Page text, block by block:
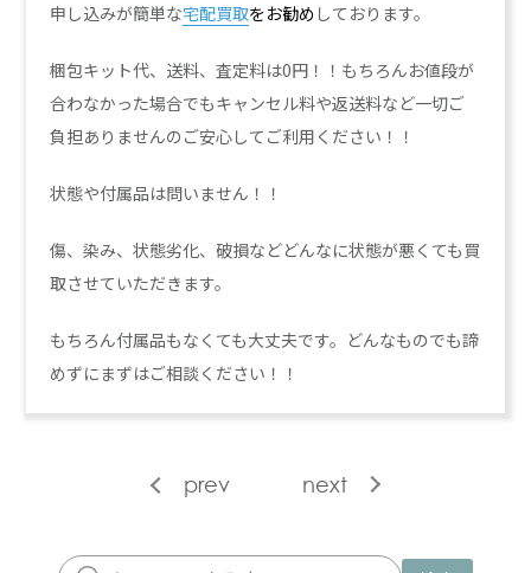
申し込みが簡単な宅配買取をお勧め しております。
梱包キット代、送料、査定料は0円！！もちろんお値段が
合わなかった場合でもキャンセル料や返送料など一切ご
負担ありませんのご安心してご利用ください！！
状態や付属品は問いません！！
傷、染み、状態劣化、破損などどんなに状態が悪くても買
取させていただきます。
もちろん付属品もなくても大丈夫です。どんなものでも諦
めずにまずはご相談ください！！
prev next